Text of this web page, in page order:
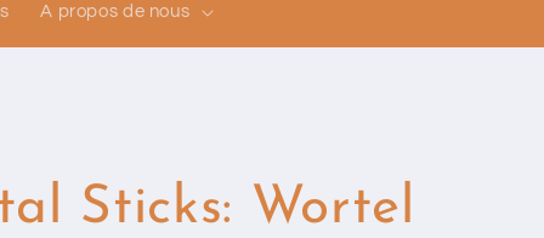
A propos de nous
Sticks: Wortel